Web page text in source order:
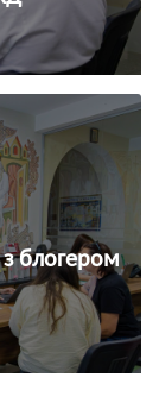
блогером